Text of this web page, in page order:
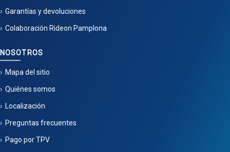
Garantías y devoluciones
Colaboración Rideon Pamplona
NOSOTROS
Mapa del sitio
Quiénes somos
Localización
Preguntas frecuentes
Pago por TPV